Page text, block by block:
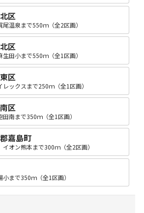
区
温泉まで550ｍ（全2区画）
区
田小まで550ｍ（全1区画）
区
ックスまで250ｍ（全1区画）
区
南まで350ｍ（全1区画）
嘉島町
オン熊本まで300ｍ（全2区画）
まで350ｍ（全1区画）